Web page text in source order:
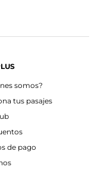
somos?
tus pasajes
de pago